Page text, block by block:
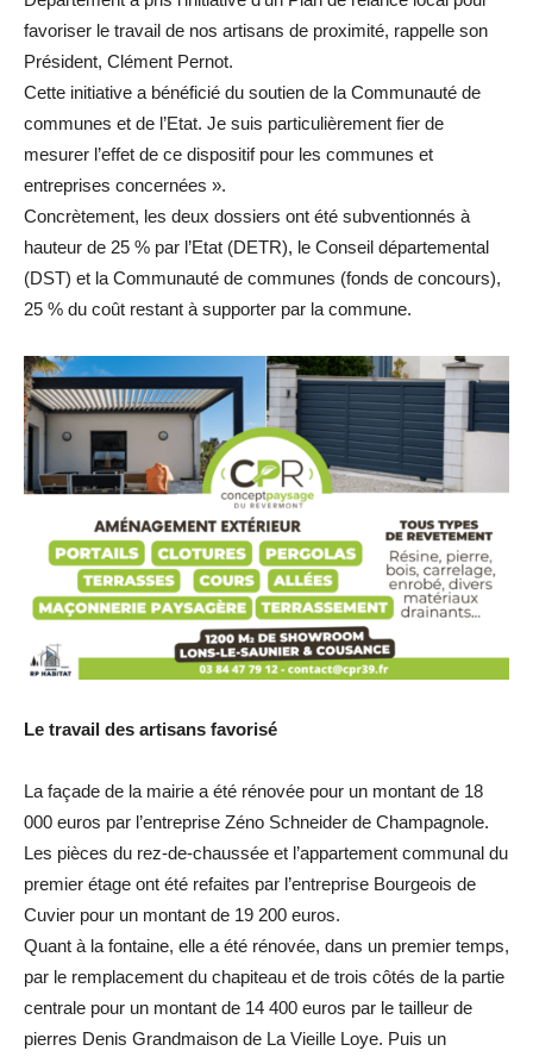
favoriser le travail de nos artisans de proximité, rappelle son
Président, Clément Pernot.
Cette initiative a bénéficié du soutien de la Communauté de
communes et de l’Etat. Je suis particulièrement fier de
mesurer l’effet de ce dispositif pour les communes et
entreprises concernées ».
Concrètement, les deux dossiers ont été subventionnés à
hauteur de 25 % par l’Etat (DETR), le Conseil départemental
(DST) et la Communauté de communes (fonds de concours),
25 % du coût restant à supporter par la commune.
Le travail des artisans favorisé
La façade de la mairie a été rénovée pour un montant de 18
000 euros par l’entreprise Zéno Schneider de Champagnole.
Les pièces du rez-de-chaussée et l’appartement communal du
premier étage ont été refaites par l’entreprise Bourgeois de
Cuvier pour un montant de 19 200 euros.
Quant à la fontaine, elle a été rénovée, dans un premier temps,
par le remplacement du chapiteau et de trois côtés de la partie
centrale pour un montant de 14 400 euros par le tailleur de
pierres Denis Grandmaison de La Vieille Loye. Puis un